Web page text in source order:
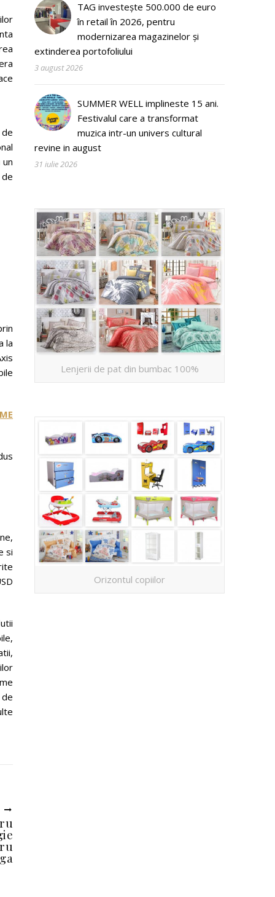
la
si
TAG investește 500.000 de euro
în retail în 2026, pentru
modernizarea magazinelor și
extinderea portofoliului
3 august 2026
SUMMER WELL implineste 15 ani.
Festivalul care a transformat
muzica intr-un univers cultural
revine in august
31 iulie 2026
Lenjerii de pat din bumbac 100%
Orizontul copiilor